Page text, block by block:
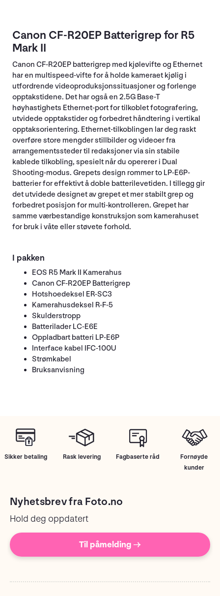
Canon CF-R20EP Batterigrep for R5
Mark II
Canon CF-R20EP batterigrep med kjølevifte og Ethernet
har en multispeed-vifte for å holde kameraet kjølig i
utfordrende videoproduksjonssituasjoner og forlenge
opptakstidene. Det har også en 2.5G Base-T
høyhastighets Ethernet-port for tilkoblet fotografering,
utvidede opptakstider og forbedret håndtering i vertikal
opptaksorientering. Ethernet-tilkoblingen lar deg raskt
overføre store mengder stillbilder og videoer fra
arrangementssteder til redaksjoner via sin stabile
kablede tilkobling, spesielt når du opererer i Dual
Shooting-modus. Grepets design rommer to LP-E6P-
batterier for effektivt å doble batterilevetiden. I tillegg gir
det utvidede designet av grepet et mer stabilt grep og
forbedret posisjon for multi-kontrolleren. Grepet har
samme værbestandige konstruksjon som kamerahuset
for bruk i våte eller støvete forhold.
I pakken
EOS R5 Mark II Kamerahus
Canon CF-R20EP Batterigrep
Hotshoedeksel ER-SC3
Kamerahusdeksel R-F-5
Skulderstropp
Batterilader LC-E6E
Oppladbart batteri LP-E6P
Interface kabel IFC-100U
Strømkabel
Bruksanvisning
Sikker betaling Rask levering Fagbaserte råd
Fornøyde
kunder
Nyhetsbrev fra Foto.no
Hold deg oppdatert
Til påmelding →